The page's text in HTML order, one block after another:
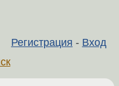
Регистрация - Вход